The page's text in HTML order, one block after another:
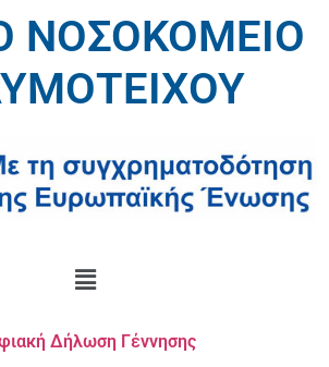
ΝΟΣΟΚΟΜΕΙΟ
Δήλωση Γέννησης